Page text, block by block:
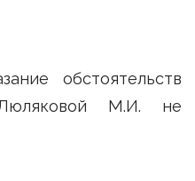
обстоятельств
М.И. не